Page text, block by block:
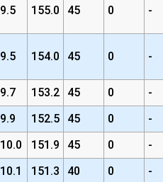
9.5 155.0 45 0 -
9.5 154.0 45 0 -
9.7 153.2 45 0
-
9.9 152.5 45 0
-
10.0 151.9 45 0
-
10.1 151.3 40 0
-